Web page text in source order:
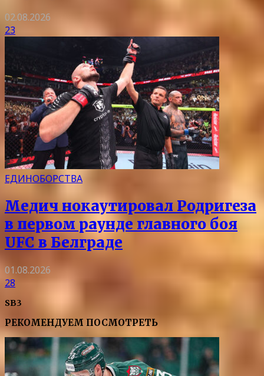
02.08.2026
23
ЕДИНОБОРСТВА
Медич нокаутировал Родригеза
в первом раунде главного боя
UFC в Белграде
01.08.2026
28
SB3
РЕКОМЕНДУЕМ ПОСМОТРЕТЬ